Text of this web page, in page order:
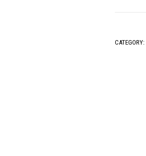
CATEGORY: